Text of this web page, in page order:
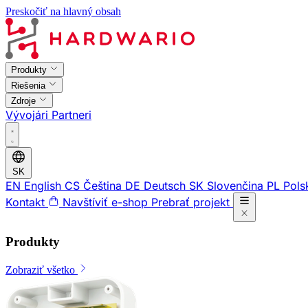
Preskočiť na hlavný obsah
Produkty
Riešenia
Zdroje
Vývojári Partneri
SK
EN English CS Čeština DE Deutsch SK Slovenčina PL
Kontakt
Navštíviť e-shop Prebrať projekt
Produkty
Zobraziť všetko